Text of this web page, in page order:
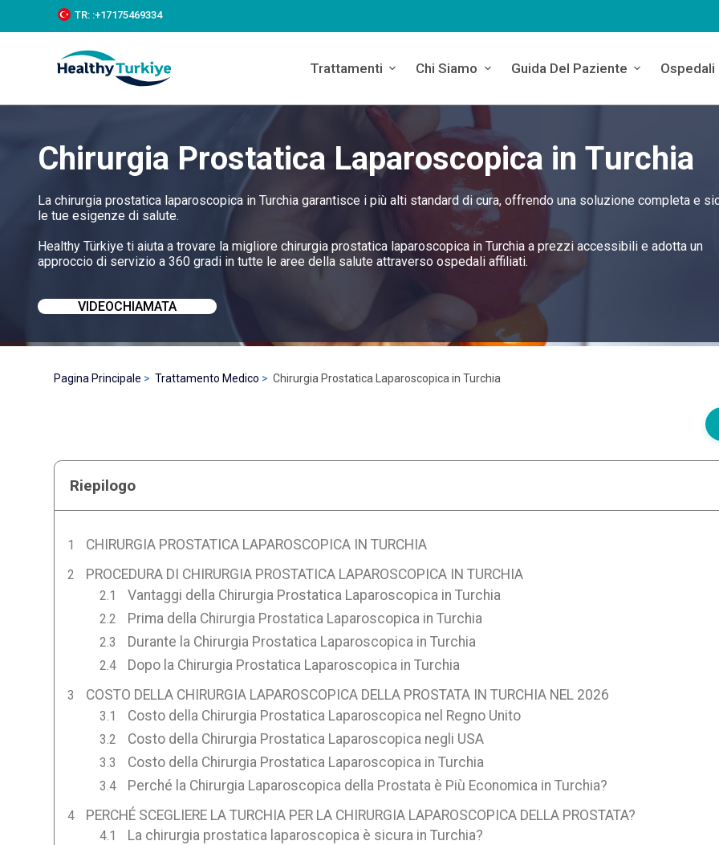
k
c
TR: :+‪17175469334‬
Trattamenti Chi Siamo Guida Del Paziente Ospedali
Chirurgia Prostatica Laparoscopica in Turchia
La chirurgia prostatica laparoscopica in Turchia garantisce i più alti standard di cura, offrendo una soluzione completa e
le tue esigenze di salute.
Healthy Türkiye ti aiuta a trovare la migliore chirurgia prostatica laparoscopica in Turchia a prezzi accessibili e adotta un
approccio di servizio a 360 gradi in tutte le aree della salute attraverso ospedali affiliati.
VIDEOCHIAMATA
Pagina Principale Trattamento Medico Chirurgia Prostatica Laparoscopica in Turchia
Riepilogo
CHIRURGIA PROSTATICA LAPAROSCOPICA IN TURCHIA
PROCEDURA DI CHIRURGIA PROSTATICA LAPAROSCOPICA IN TURCHIA
Vantaggi della Chirurgia Prostatica Laparoscopica in Turchia
Prima della Chirurgia Prostatica Laparoscopica in Turchia
Durante la Chirurgia Prostatica Laparoscopica in Turchia
Dopo la Chirurgia Prostatica Laparoscopica in Turchia
COSTO DELLA CHIRURGIA LAPAROSCOPICA DELLA PROSTATA IN TURCHIA NEL 2026
Costo della Chirurgia Prostatica Laparoscopica nel Regno Unito
Costo della Chirurgia Prostatica Laparoscopica negli USA
Costo della Chirurgia Prostatica Laparoscopica in Turchia
Perché la Chirurgia Laparoscopica della Prostata è Più Economica in Turchia?
PERCHÉ SCEGLIERE LA TURCHIA PER LA CHIRURGIA LAPAROSCOPICA DELLA PROSTATA?
La chirurgia prostatica laparoscopica è sicura in Turchia?